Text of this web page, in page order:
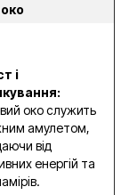
і
око служить
амулетом,
від
енергій та